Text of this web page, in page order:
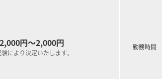
円～2,000円
により決定いたします。
勤務時間